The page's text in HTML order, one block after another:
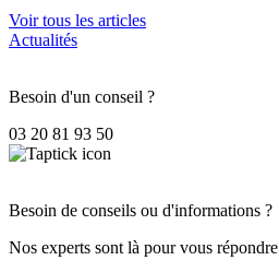
Voir tous les articles
Actualités
Besoin d'un conseil ?
03 20 81 93 50
Besoin de conseils ou d'informations ?
Nos experts sont là pour vous répondre